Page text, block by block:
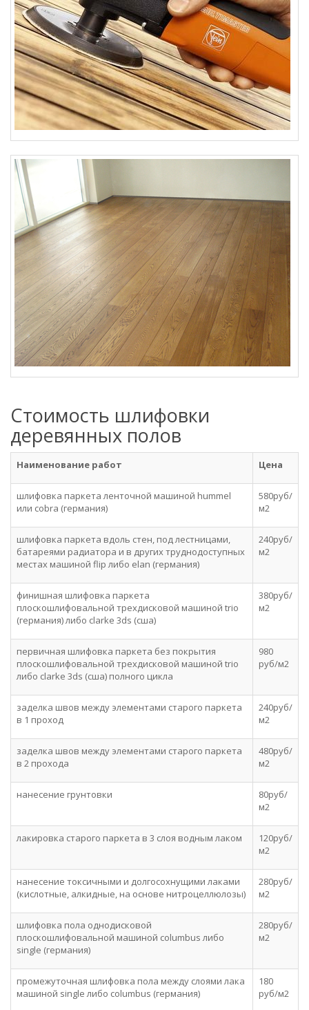
Стоимость шлифовки
деревянных полов
Наименование работ Цена
шлифовка паркета ленточной машиной hummel
или cobra (германия)
580руб/
м2
шлифовка паркета вдоль стен, под лестницами,
батареями радиатора и в других труднодоступных
местах машиной flip либо elan (германия)
240руб/
м2
финишная шлифовка паркета
плоскошлифовальной трехдисковой машиной trio
(германия) либо clarke 3ds (сша)
380руб/
м2
первичная шлифовка паркета без покрытия
плоскошлифовальной трехдисковой машиной trio
либо clarke 3ds (сша) полного цикла
980
руб/м2
заделка швов между элементами старого паркета
в 1 проход
240руб/
м2
заделка швов между элементами старого паркета
в 2 прохода
480руб/
м2
нанесение грунтовки
80руб/
м2
лакировка старого паркета в 3 слоя водным лаком
120руб/
м2
нанесение токсичными и долгосохнущими лаками
(кислотные, алкидные, на основе нитроцеллюлозы)
280руб/
м2
шлифовка пола однодисковой
плоскошлифовальной машиной columbus либо
single (германия)
280руб/
м2
промежуточная шлифовка пола между слоями лака
машиной single либо columbus (германия)
180
руб/м2